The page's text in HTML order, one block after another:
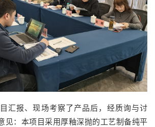
汇报、现场考察了产品后，经质询与讨
见：本项目采用厚釉深抛的工艺制备纯平